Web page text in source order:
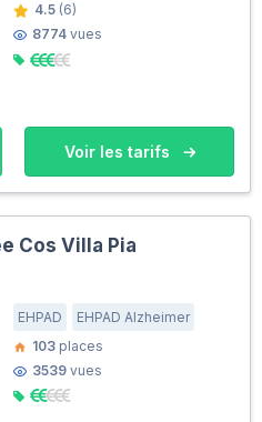
4.5 (6)
8774 vues
Voir les tarifs
Cos Villa Pia
EHPAD
EHPAD Alzheimer
103 places
3539 vues